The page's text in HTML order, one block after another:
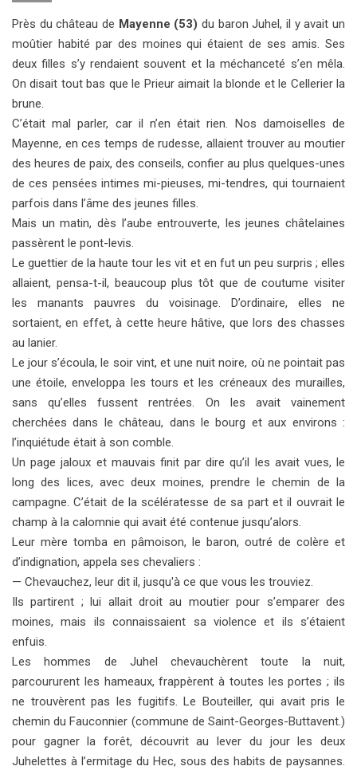
Près du château de Mayenne (53) du baron Juhel, il y avait un
moûtier habité par des moines qui étaient de ses amis. Ses
deux filles s’y rendaient souvent et la méchanceté s’en mêla.
On disait tout bas que le Prieur aimait la blonde et le Cellerier la
brune.
C’était mal parler, car il n’en était rien. Nos damoiselles de
Mayenne, en ces temps de rudesse, allaient trouver au moutier
des heures de paix, des conseils, confier au plus quelques-unes
de ces pensées intimes mi-pieuses, mi-tendres, qui tournaient
parfois dans l’âme des jeunes filles.
Mais un matin, dès l’aube entrouverte, les jeunes châtelaines
passèrent le pont-levis.
Le guettier de la haute tour les vit et en fut un peu surpris ; elles
allaient, pensa-t-il, beaucoup plus tôt que de coutume visiter
les manants pauvres du voisinage. D’ordinaire, elles ne
sortaient, en effet, à cette heure hâtive, que lors des chasses
au lanier.
Le jour s’écoula, le soir vint, et une nuit noire, où ne pointait pas
une étoile, enveloppa les tours et les créneaux des murailles,
sans qu’elles fussent rentrées. On les avait vainement
cherchées dans le château, dans le bourg et aux environs :
l’inquiétude était à son comble.
Un page jaloux et mauvais finit par dire qu’il les avait vues, le
long des lices, avec deux moines, prendre le chemin de la
campagne. C’était de la scélératesse de sa part et il ouvrait le
champ à la calomnie qui avait été contenue jusqu’alors.
Leur mère tomba en pâmoison, le baron, outré de colère et
d’indignation, appela ses chevaliers :
— Chevauchez, leur dit il, jusqu'à ce que vous les trouviez.
Ils partirent ; lui allait droit au moutier pour s’emparer des
moines, mais ils connaissaient sa violence et ils s’étaient
enfuis.
Les hommes de Juhel chevauchèrent toute la nuit,
parcoururent les hameaux, frappèrent à toutes les portes ; ils
ne trouvèrent pas les fugitifs. Le Bouteiller, qui avait pris le
chemin du Fauconnier (commune de Saint-Georges-Buttavent.)
pour gagner la forêt, découvrit au lever du jour les deux
Juhelettes à l’ermitage du Hec, sous des habits de paysannes.